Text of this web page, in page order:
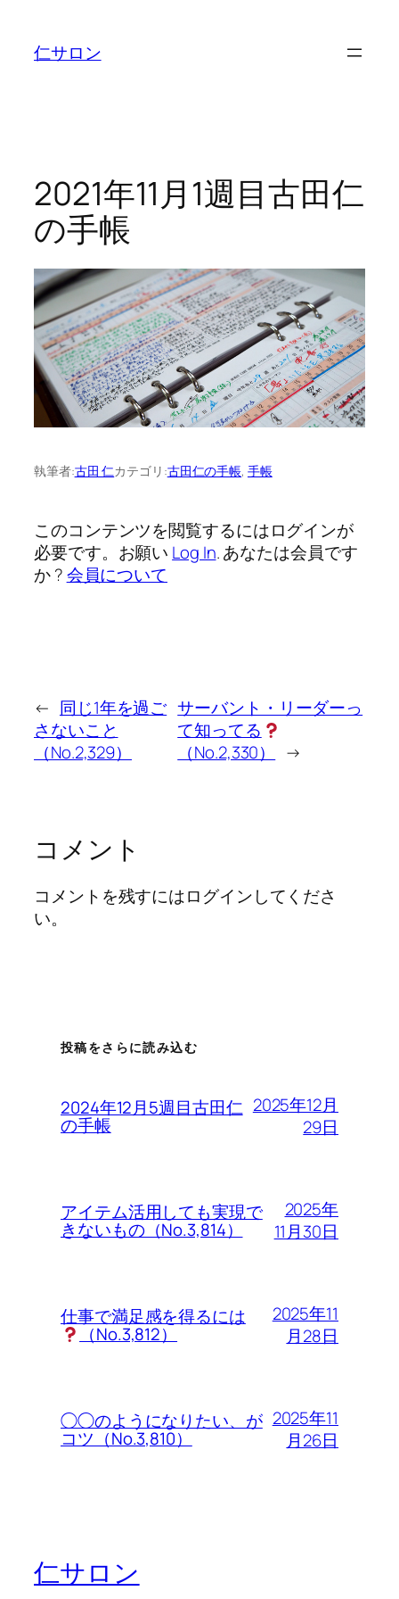
仁サロン
2021年11月1週目古田仁
の手帳
執筆者:古田 仁カテゴリ:古田仁の手帳, 手帳
このコンテンツを閲覧するにはログインが
必要です。お願い Log In. あなたは会員です
か ?会員について
← 同じ1年を過ご
さないこと
（No.2,329）
サーバント・リーダーっ
て知ってる
（No.2,330）
→
コメント
コメントを残すにはログインしてくださ
い。
投稿をさらに読み込む
2024年12月5週目古田仁
の手帳
2025年12月
29日
アイテム活用しても実現で
きないもの（No.3,814）
2025年
11月30日
仕事で満足感を得るには
（No.3,812）
2025年11
月28日
◯◯のようになりたい、が
コツ（No.3,810）
2025年11
月26日
仁サロン